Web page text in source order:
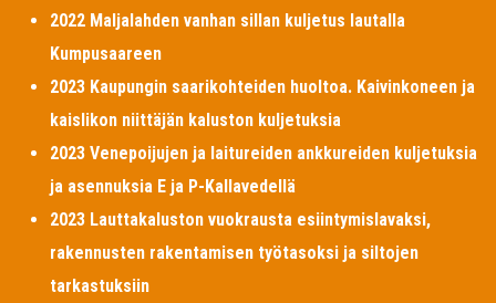
2022 Maljalahden vanhan sillan kuljetus lautalla
Kumpusaareen
2023 Kaupungin saarikohteiden huoltoa. Kaivinkoneen ja
kaislikon niittäjän kaluston kuljetuksia
2023 Venepoijujen ja laitureiden ankkureiden kuljetuksia
ja asennuksia E ja P-Kallavedellä
2023 Lauttakaluston vuokrausta esiintymislavaksi,
rakennusten rakentamisen työtasoksi ja siltojen
tarkastuksiin